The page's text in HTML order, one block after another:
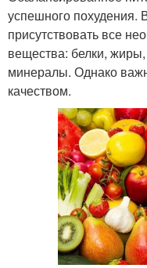
успешного
присутствовать все
вещества: белки,
минералы. Однако
качеством.